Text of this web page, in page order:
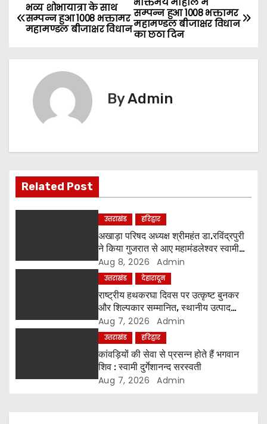
P
o
s
v
g
t
n
सम्पन्न हुआ 1008 भक्तामर
महामण्डल बीजाक्षर विधान
का छठा दिन
भव्य शोभायात्रा के साथ
सम्पन्न हुआ 1008 भक्तामर
महामण्डल बीजाक्षर विधान
ByAdmin
Related Post
उत्तराखंड हरिद्वार
अखाड़ा परिषद अध्यक्ष श्रीमहंत डा.रविंद्रपुरी
ने किया गुजरात से आए महामंडलेश्वर स्वामी
कुर्षी पुरी और भक्तों का स्वागत
Aug 8, 2026 Admin
उत्तराखंड देहारादून
राष्ट्रीय हथकरघा दिवस पर उत्कृष्ट बुनकर
और शिल्पकार सम्मानित, स्थानीय उत्पाद
अपनाने का आह्वान
Aug 7, 2026 Admin
उत्तराखंड हरिद्वार
कांवड़ियों की सेवा से प्रसन्न होते हैं भगवान
शिव : स्वामी दुर्गेशानन्द सरस्वती
Aug 7, 2026 Admin